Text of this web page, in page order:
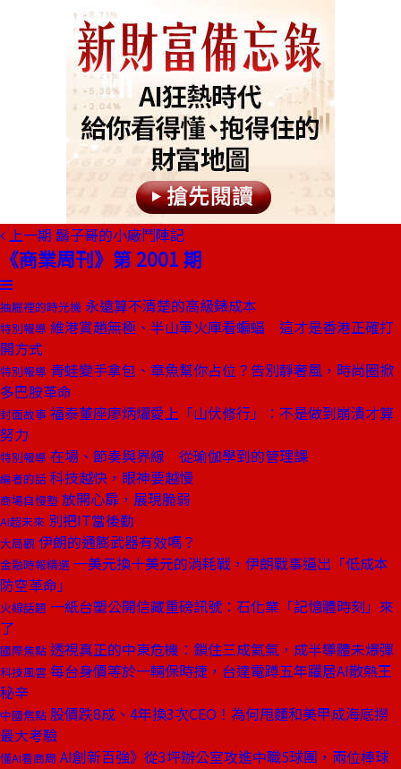
上一期 鬍子哥的小廠鬥陣記
《商業周刊》第 2001 期
抽屜裡的時光機 永遠算不清楚的高級錶成本
特別報導 維港賞趙無極、半山軍火庫看蝙蝠 這才是香港正確打
開方式
特別報導 青蛙變手拿包、章魚幫你占位？告別靜奢風，時尚圈掀
多巴胺革命
封面故事 福泰董座廖炳燿愛上「山伏修行」：不是做到崩潰才算
努力
特別報導 在場、節奏與界線 從瑜伽學到的管理課
編者的話 科技越快，眼神要越慢
商場自慢塾 放開心扉，展現脆弱
AI超未來 別把IT當後勤
大局觀 伊朗的通膨武器有效嗎？
金融時報精選 一美元換十美元的消耗戰，伊朗戰事逼出「低成本
防空革命」
火線話題 一紙台塑公開信藏重磅訊號：石化業「記憶體時刻」來
了
國際焦點 透視真正的中東危機：鎖住三成氦氣，成半導體未爆彈
科技風雲 每台身價等於一輛保時捷，台達電蹲五年躍居AI散熱王
秘辛
中國焦點 股價跌8成、4年換3次CEO！為何甩麵和美甲成海底撈
最大考驗
懂AI看商周 AI創新百強》從3坪辦公室攻進中職5球團，兩位棒球